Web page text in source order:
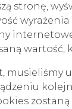
stronę,